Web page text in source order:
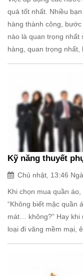
quả tốt nhất. Nhiều
hàng thành công,
nào là quan trọng nhất
hàng, quan trọng nhất,
Kỹ năng thuyết
Chủ nhật, 13:46
Khi chọn mua quần
“Không biết mặc quần
mát… không?” Hay khi
loại đi văng mềm mại,